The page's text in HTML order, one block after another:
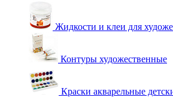
Жидкости и клеи для
Контуры художественные
Краски акварельные